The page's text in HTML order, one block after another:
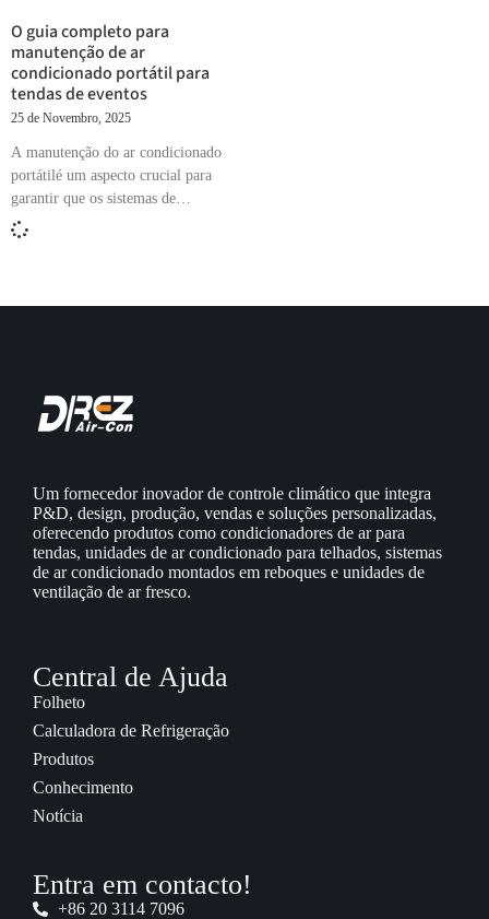
O guia completo para
manutenção de ar
condicionado portátil para
tendas de eventos
25 de Novembro, 2025
A manutenção do ar condicionado
portátilé um aspecto crucial para
garantir que os sistemas de
refrigeração temporários funcionem
Um fornecedor inovador de controle climático que integra
P&D, design, produção, vendas e soluções personalizadas,
oferecendo produtos como condicionadores de ar para
tendas, unidades de ar condicionado para telhados, sistemas
de ar condicionado montados em reboques e unidades de
ventilação de ar fresco.
Central de Ajuda
Folheto
Calculadora de Refrigeração
Produtos
Conhecimento
Notícia
Entra em contacto!
+86 20 3114 7096